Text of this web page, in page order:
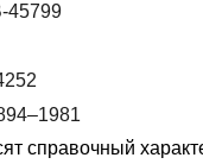
45799
справочный